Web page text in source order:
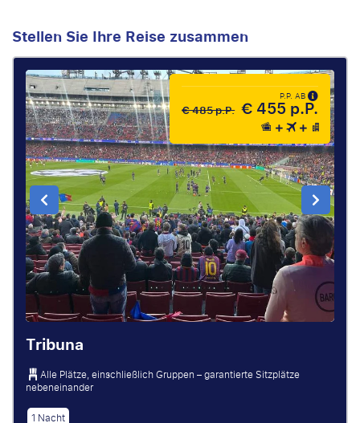
Stellen Sie Ihre Reise zusammen
P.P. AB
€ 485 p.P. € 455 p.P.
Tribuna
Alle Plätze, einschließlich Gruppen – garantierte Sitzplätze
nebeneinander
1 Nacht